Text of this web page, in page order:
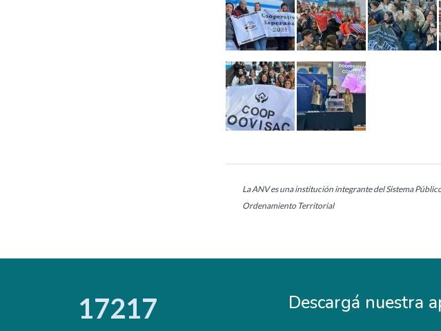
La ANV es una institución integrante del Sistema
Ordenamiento Territorial
17217 Descargá nuestra